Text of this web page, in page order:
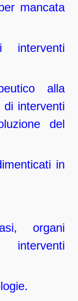
mancata
interventi
alla
di interventi
del
in
organi